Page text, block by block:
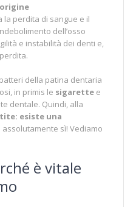
origine
la perdita di sangue e il
dell’osso
e instabilità dei denti e,
della patina dentaria
in primis le sigarette e
dentale. Quindi, alla
esiste una
assolutamente sì! Vediamo
è vitale